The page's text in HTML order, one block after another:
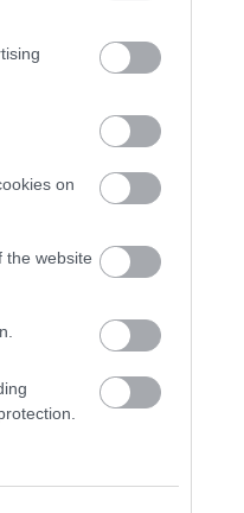
on
the website
Egyszer fent,
évvel ezelőtti
Ilyenek eddig a
hőhullám
Nem biztató:
héten megint
hőség jön,
Közzétették a
fák többsége
Adatkezelési